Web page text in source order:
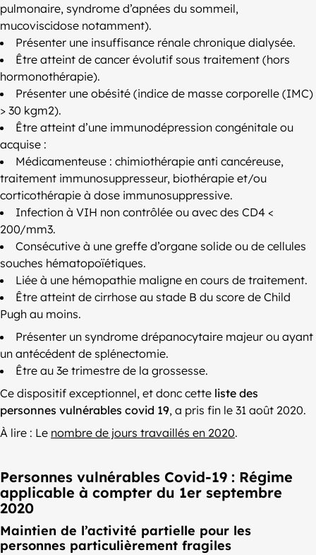
pulmonaire, syndrome d’apnées du sommeil,
mucoviscidose notamment).
Présenter une insuffisance rénale chronique dialysée.
Être atteint de cancer évolutif sous traitement (hors
hormonothérapie).
Présenter une obésité (indice de masse corporelle (IMC)
> 30 kgm2).
Être atteint d’une immunodépression congénitale ou
acquise :
Médicamenteuse : chimiothérapie anti cancéreuse,
traitement immunosuppresseur, biothérapie et/ou
corticothérapie à dose immunosuppressive.
Infection à VIH non contrôlée ou avec des CD4 <
200/mm3.
Consécutive à une greffe d’organe solide ou de cellules
souches hématopoïétiques.
Liée à une hémopathie maligne en cours de traitement.
Être atteint de cirrhose au stade B du score de Child
Pugh au moins.
Présenter un syndrome drépanocytaire majeur ou ayant
un antécédent de splénectomie.
Être au 3e trimestre de la grossesse.
Ce dispositif exceptionnel, et donc cette liste des
personnes vulnérables covid 19, a pris fin le 31 août 2020.
À lire : Le nombre de jours travaillés en 2020.
Personnes vulnérables Covid-19 : Régime
applicable à compter du 1er septembre
2020
Maintien de l’activité partielle pour les
personnes particulièrement fragiles